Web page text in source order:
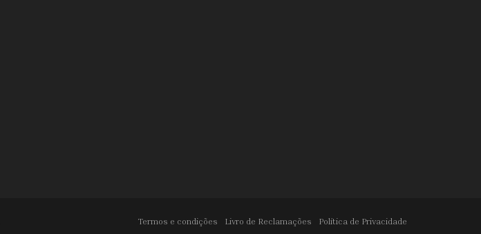
Termos e condições Livro de Reclamações Política de Privacidade